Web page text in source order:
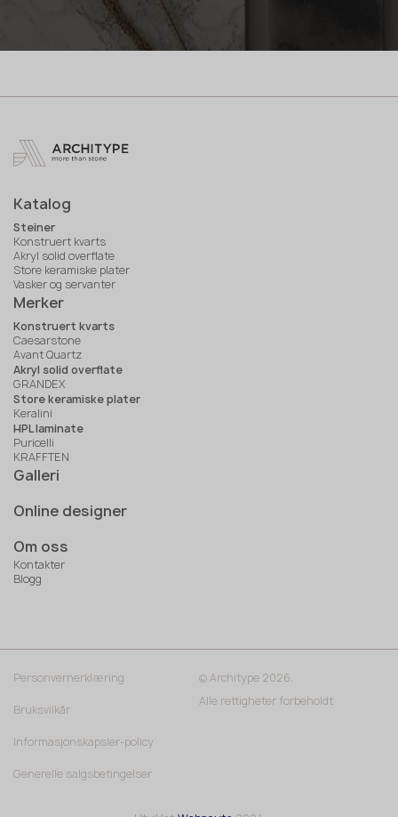
Katalog
Steiner
Konstruert kvarts
Akryl solid overflate
Store keramiske plater
Vasker og servanter
Merker
Konstruert kvarts
Caesarstone
Avant Quartz
Akryl solid overflate
GRANDEX
Store keramiske plater
Keralini
HPL laminate
Puricelli
KRAFFTEN
Galleri
Online designer
Om oss
Kontakter
Blogg
© Architype 2026.
Alle rettigheter forbeholdt
Personvernerklæring
Bruksvilkår
Informasjonskapsler-policy
Generelle salgsbetingelser